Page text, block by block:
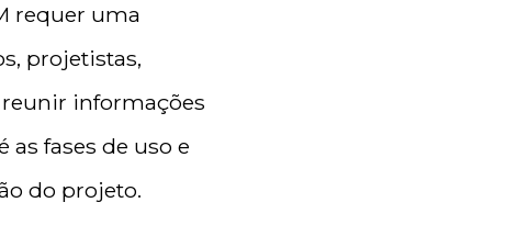
requer uma
projetistas,
reunir informações
fases de uso e
do projeto.